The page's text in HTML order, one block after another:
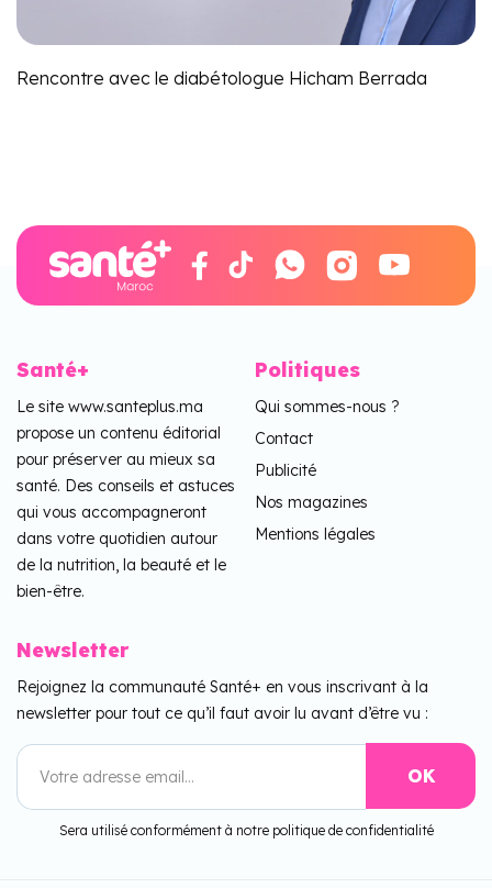
Rencontre avec le diabétologue Hicham Berrada
Santé+
Le site www.santeplus.ma
propose un contenu éditorial
pour préserver au mieux sa
santé. Des conseils et astuces
qui vous accompagneront
dans votre quotidien autour
de la nutrition, la beauté et le
bien-être.
Politiques
Qui sommes-nous ?
Contact
Publicité
Nos magazines
Mentions légales
Newsletter
Rejoignez la communauté Santé+ en vous inscrivant à la
newsletter pour tout ce qu’il faut avoir lu avant d’être vu :
Sera utilisé conformément à notre politique de confidentialité